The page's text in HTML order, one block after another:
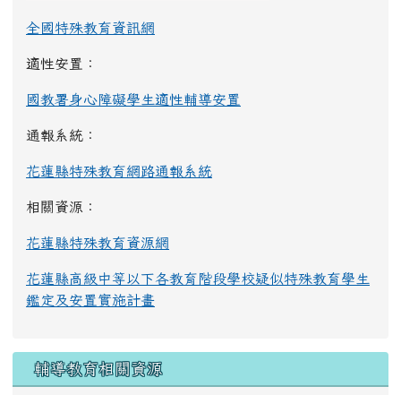
全國特殊教育資訊網
適性安置：
國教署身心障礙學生適性輔導安置
通報系統：
花蓮縣特殊教育網路通報系統
相關資源：
花蓮縣特殊教育資源網
花蓮縣高級中等以下各教育階段學校疑似特殊教育學生
鑑定及安置實施計畫
輔導教育相關資源